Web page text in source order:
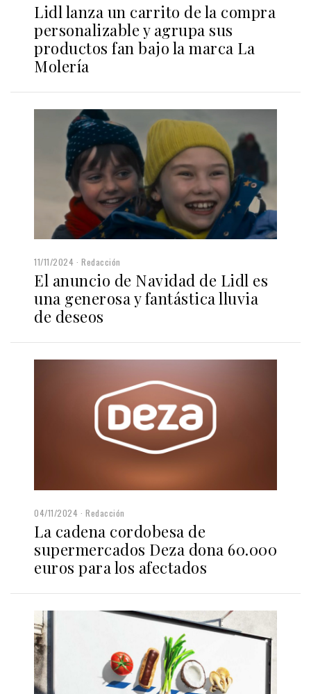
Lidl lanza un carrito de la compra
personalizable y agrupa sus
productos fan bajo la marca La
Molería
11/11/2024 Redacción
El anuncio de Navidad de Lidl es
una generosa y fantástica lluvia
de deseos
04/11/2024 Redacción
La cadena cordobesa de
supermercados Deza dona 60.000
euros para los afectados